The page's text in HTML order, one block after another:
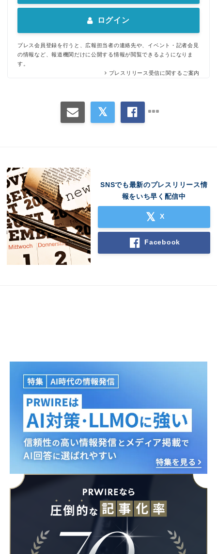
ログイン
プレス会員登録を行うと、広報担当者の連絡先や、イベント・記者会見
の情報など、報道機関だけに公開する情報が閲覧できるようになりま
す。
プレスリリース受信に関するご案内
SNSでも最新のプレスリリース情
報をいち早く配信中
X
Facebook